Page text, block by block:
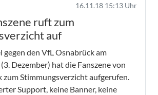
16.11.18 15:13 Uhr
ruft zum
auf
gegen den VfL Osnabrück am
Dezember) hat die Fanszene von
zum Stimmungsverzicht aufgerufen.
Support, keine Banner, keine